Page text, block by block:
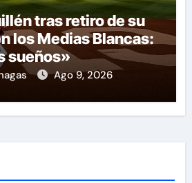
tras retiro de su
los Medias Blancas:
sueños»
Ago 9, 2026